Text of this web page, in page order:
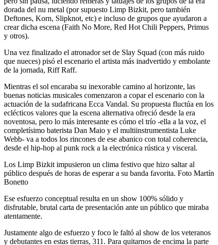
dorada del nu metal (por supuesto Limp Bizkit, pero también
Deftones, Korn, Slipknot, etc) e incluso de grupos que ayudaron a
crear dicha escena (Faith No More, Red Hot Chili Peppers, Primus
y otros).
Una vez finalizado el atronador set de Slay Squad (con más ruido
que nueces) pisó el escenario el artista más inadvertido y embolante
de la jornada, Riff Raff.
Mientras el sol encaraba su inexorable camino al horizonte, las
buenas noticias musicales comenzaron a copar el escenario con la
actuación de la sudafricana Ecca Vandal. Su propuesta fluctúa en los
eclécticos valores que la escena alternativa ofreció desde la era
noventosa, pero lo más interesante es cómo el trío -ella a la voz, el
completísimo baterista Dan Maio y el multiinstrumentista Luke
Webb- va a todos los rincones de ese abanico con total coherencia,
desde el hip-hop al punk rock a la electrónica rústica y visceral.
Los Limp Bizkit impusieron un clima festivo que hizo saltar al
público después de horas de esperar a su banda favorita. Foto Martín
Bonetto
Ese esfuerzo conceptual resulta en un show 100% sólido y
disfrutable, brutal carta de presentación ante un público que miraba
atentamente.
Justamente algo de esfuerzo y foco le faltó al show de los veteranos
y debutantes en estas tierras, 311. Para quitarnos de encima la parte